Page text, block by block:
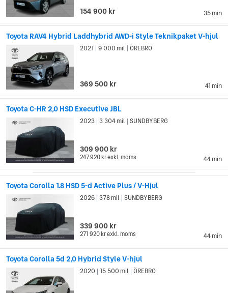
35 min
154 900 kr
Toyota RAV4 Hybrid Laddhybrid AWD-i Style Teknikpaket V-hjul
41 min
2021 9 000 mil ÖREBRO
369 500 kr
Toyota C-HR 2,0 HSD Executive JBL
44 min
2023 3 304 mil SUNDBYBERG
309 900 kr
247 920 krexkl. moms
Toyota Corolla 1.8 HSD 5-d Active Plus / V-Hjul
44 min
2026 378 mil SUNDBYBERG
339 900 kr
271 920 krexkl. moms
Toyota Corolla 5d 2,0 Hybrid Style V-hjul
2020 15 500 mil ÖREBRO